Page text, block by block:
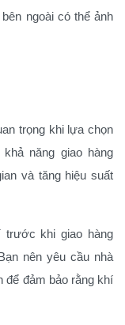
ngoài có thể ảnh
trọng khi lựa chọn
năng giao hàng
và tăng hiệu suất
trước khi giao hàng
nên yêu cầu nhà
để đảm bảo rằng khí